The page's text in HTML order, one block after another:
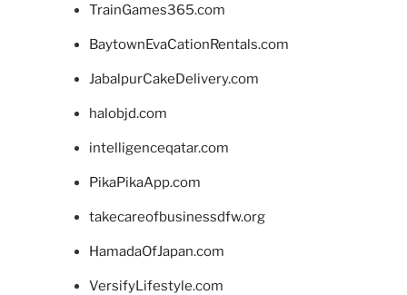
TrainGames365.com
BaytownEvaCationRentals.com
JabalpurCakeDelivery.com
halobjd.com
intelligenceqatar.com
PikaPikaApp.com
takecareofbusinessdfw.org
HamadaOfJapan.com
VersifyLifestyle.com